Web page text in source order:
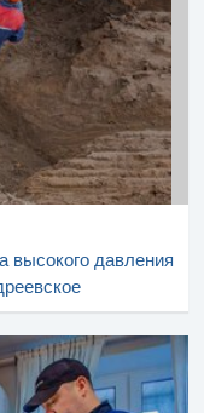
высокого давления